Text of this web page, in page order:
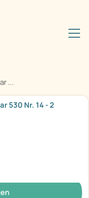
...
530 Nr. 14 - 2